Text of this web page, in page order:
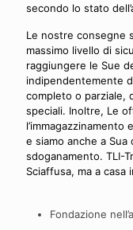
secondo lo stato
Le nostre consegne
massimo livello di
raggiungere le Sue
indipendentemente
completo o parziale,
speciali. Inoltre, Le
e siamo anche a
sdoganamento. TLI-
Sciaffusa, ma a casa
Fondazione